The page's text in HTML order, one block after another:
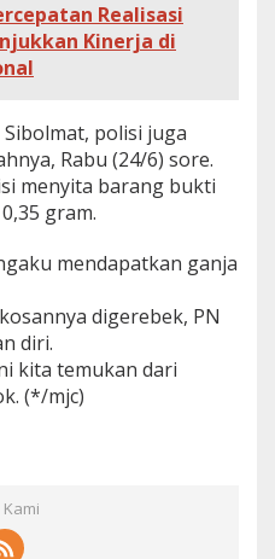
Realisasi
Kinerja di
polisi juga
Rabu (24/6) sore.
menyita barang bukti
gram.
mendapatkan ganja
digerebek, PN
diri.
kita temukan dari
(*/mjc)